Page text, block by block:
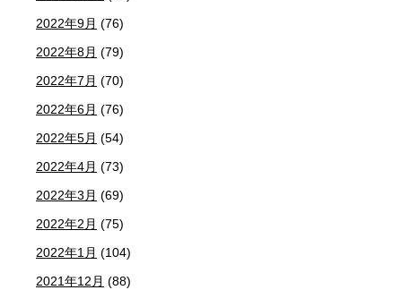
2022年9月 (76)
2022年8月 (79)
2022年7月 (70)
2022年6月 (76)
2022年5月 (54)
2022年4月 (73)
2022年3月 (69)
2022年2月 (75)
2022年1月 (104)
2021年12月 (88)